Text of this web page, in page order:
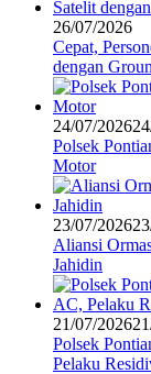
26/07/2026
Cepat,
dengan
24/07/2026
Polsek
Motor
23/07/2026
Aliansi
Jahidin
21/07/2026
Polsek
Pelaku